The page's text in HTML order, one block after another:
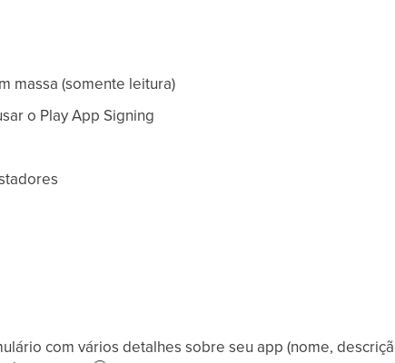
massa (somente leitura)
o Play App Signing
com vários detalhes sobre seu app (nome,